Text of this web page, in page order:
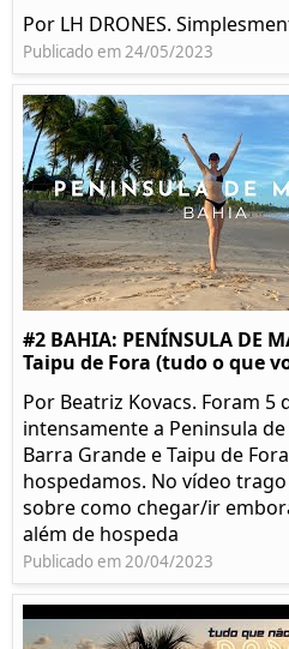
Por LH DRONES.
Publicado em 24/05/2023
#2 BAHIA: PENÍNSULA DE
Taipu de Fora (tudo o que
Por Beatriz Kovacs. Foram 5
intensamente a Peninsula
Barra Grande e Taipu de
hospedamos. No vídeo
sobre como chegar/ir
além de hospeda
Publicado em 20/04/2023